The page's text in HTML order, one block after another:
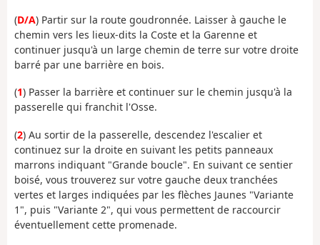
(D/A) Partir sur la route goudronnée. Laisser à gauche le
chemin vers les lieux-dits la Coste et la Garenne et
continuer jusqu'à un large chemin de terre sur votre droite
barré par une barrière en bois.
(1) Passer la barrière et continuer sur le chemin jusqu'à la
passerelle qui franchit l'Osse.
(2) Au sortir de la passerelle, descendez l'escalier et
continuez sur la droite en suivant les petits panneaux
marrons indiquant "Grande boucle". En suivant ce sentier
boisé, vous trouverez sur votre gauche deux tranchées
vertes et larges indiquées par les flèches Jaunes "Variante
1", puis "Variante 2", qui vous permettent de raccourcir
éventuellement cette promenade.